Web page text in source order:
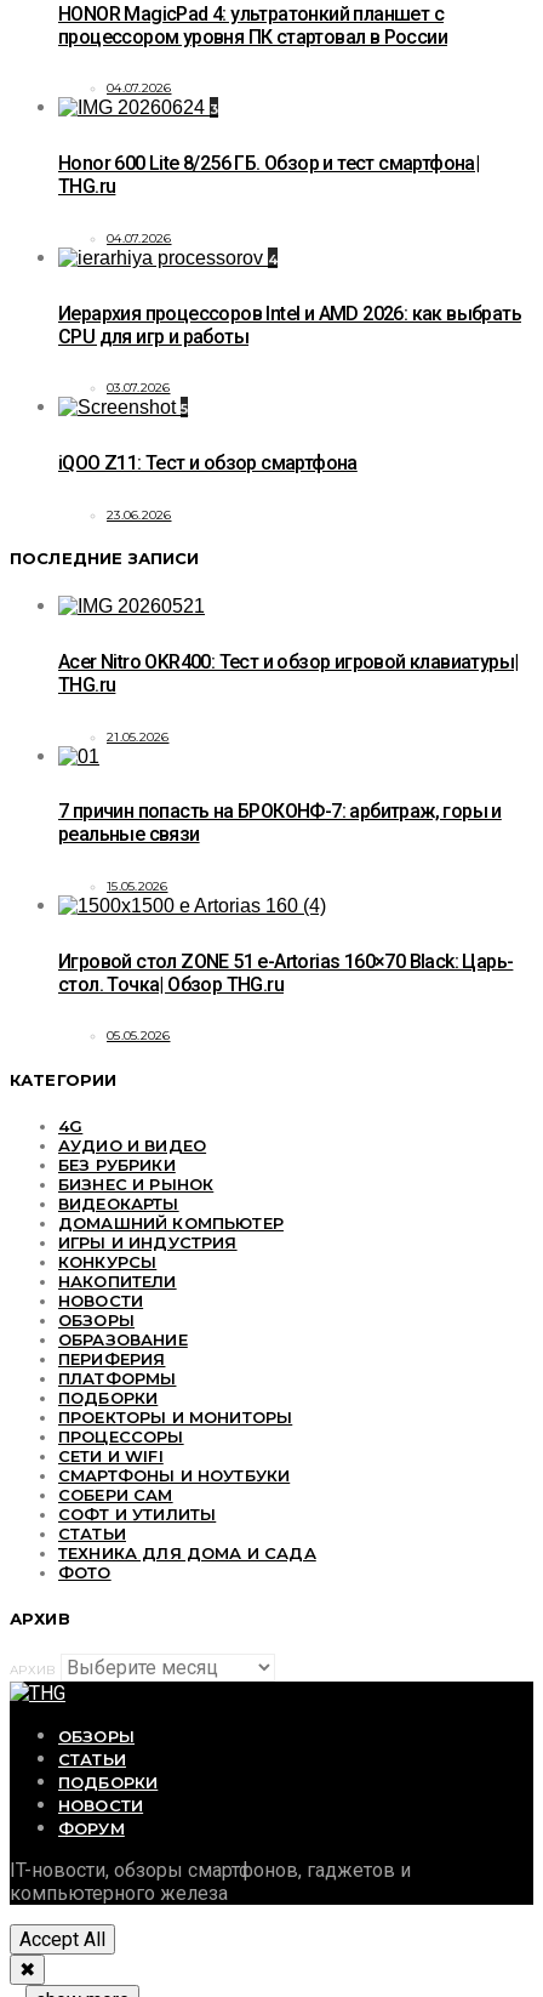
HONOR MagicPad 4: ультратонкий планшет с
процессором уровня ПК стартовал в России
04.07.2026
3
Honor 600 Lite 8/256 ГБ. Обзор и тест смартфона|
THG.ru
04.07.2026
4
Иерархия процессоров Intel и AMD 2026: как выбрать
CPU для игр и работы
03.07.2026
5
iQOO Z11: Тест и обзор смартфона
23.06.2026
ПОСЛЕДНИЕ ЗАПИСИ
Acer Nitro OKR400: Тест и обзор игровой клавиатуры|
THG.ru
21.05.2026
7 причин попасть на БРОКОНФ-7: арбитраж, горы и
реальные связи
15.05.2026
Игровой стол ZONE 51 e-Artorias 160×70 Black: Царь-
стол. Точка| Обзор THG.ru
05.05.2026
КАТЕГОРИИ
4G
АУДИО И ВИДЕО
БЕЗ РУБРИКИ
БИЗНЕС И РЫНОК
ВИДЕОКАРТЫ
ДОМАШНИЙ КОМПЬЮТЕР
ИГРЫ И ИНДУСТРИЯ
КОНКУРСЫ
НАКОПИТЕЛИ
НОВОСТИ
ОБЗОРЫ
ОБРАЗОВАНИЕ
ПЕРИФЕРИЯ
ПЛАТФОРМЫ
ПОДБОРКИ
ПРОЕКТОРЫ И МОНИТОРЫ
ПРОЦЕССОРЫ
СЕТИ И WIFI
СМАРТФОНЫ И НОУТБУКИ
СОБЕРИ САМ
СОФТ И УТИЛИТЫ
СТАТЬИ
ТЕХНИКА ДЛЯ ДОМА И САДА
ФОТО
АРХИВ
АРХИВ
ОБЗОРЫ
СТАТЬИ
ПОДБОРКИ
НОВОСТИ
ФОРУМ
IT-новости, обзоры смартфонов, гаджетов и
компьютерного железа
Accept All
✖